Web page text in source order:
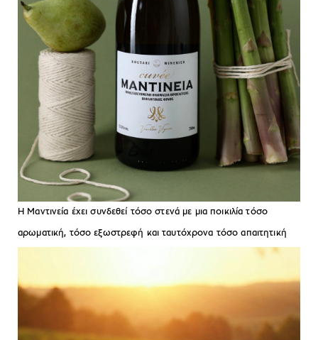
H Μαντινεία έχει συνδεθεί τόσο στενά με μια ποικιλία τόσο
αρωματική, τόσο εξωστρεφή και ταυτόχρονα τόσο απαιτητική